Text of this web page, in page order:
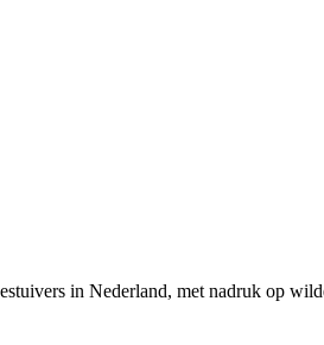
in Nederland, met nadruk op